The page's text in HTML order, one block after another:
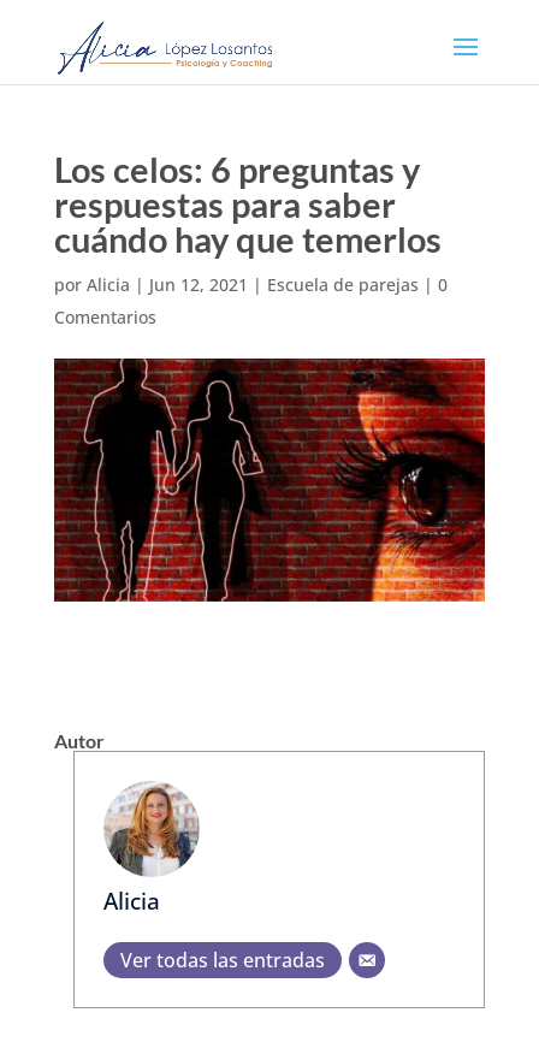
Los celos: 6 preguntas y
respuestas para saber
cuándo hay que temerlos
por Alicia | Jun 12, 2021 | Escuela de parejas | 0
Comentarios
Autor
Alicia
Ver todas las entradas